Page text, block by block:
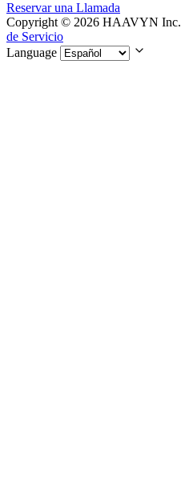
Reservar una Llamada
Copyright © 2026 HAAVYN Inc.
de Servicio
Language